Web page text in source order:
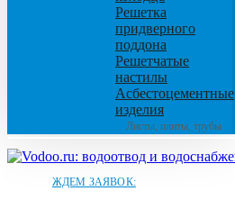
Решетка
придверного
поддона
Решетчатые
настилы
Асбестоцементные
изделия
Листы, плиты, трубы
ЖДЕМ ЗАЯВОК: